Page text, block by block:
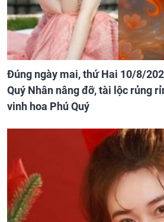
Đúng ngày mai, thứ Hai 10/8/
Quý Nhân nâng đỡ, tài lộc rủng
vinh hoa Phú Quý